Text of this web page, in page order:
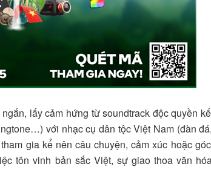
lấy cảm hứng từ soundtrack độc quyền
với nhạc cụ dân tộc Việt Nam (đàn
gia kể nên câu chuyện, cảm xúc hoặc
tôn vinh bản sắc Việt, sự giao thoa văn